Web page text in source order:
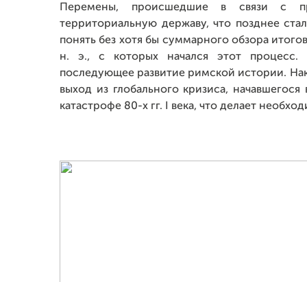
Перемены, происшедшие в связи с
территориальную державу, что позднее
понять без хотя бы суммарного обзора
н. э., с которых начался этот процесс.
последующее развитие римской истории.
выход из глобального кризиса,
катастрофе 80-х гг. I века, что делает